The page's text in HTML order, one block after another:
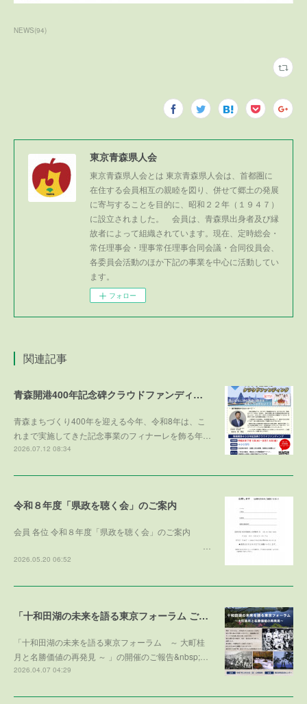
NEWS(94)
東京青森県人会
東京青森県人会とは 東京青森県人会は、首都圏に
在住する会員相互の親睦を図り、併せて郷土の発展
に寄与することを目的に、昭和２２年（１９４７）
に設立されました。 会員は、青森県出身者及び縁
故者によって組織されています。現在、定時総会・
常任理事会・理事常任理事合同会議・合同役員会、
各委員会活動のほか下記の事業を中心に活動してい
ます。
フォロー
関連記事
青森開港400年記念碑クラウドファンディング
青森まちづくり400年を迎える今年、令和8年は、こ
れまで実施してきた記念事業のフィナーレを飾る年…
2026.07.12 08:34
令和８年度「県政を聴く会」のご案内
会員 各位 令和８年度「県政を聴く会」のご案内
2026.05.20 06:52
「十和田湖の未来を語る東京フォーラム ご寄付のお礼」
「十和田湖の未来を語る東京フォーラム ～ 大町桂
月と名勝価値の再発見 ～ 」の開催のご報告&nbsp;…
2026.04.07 04:29